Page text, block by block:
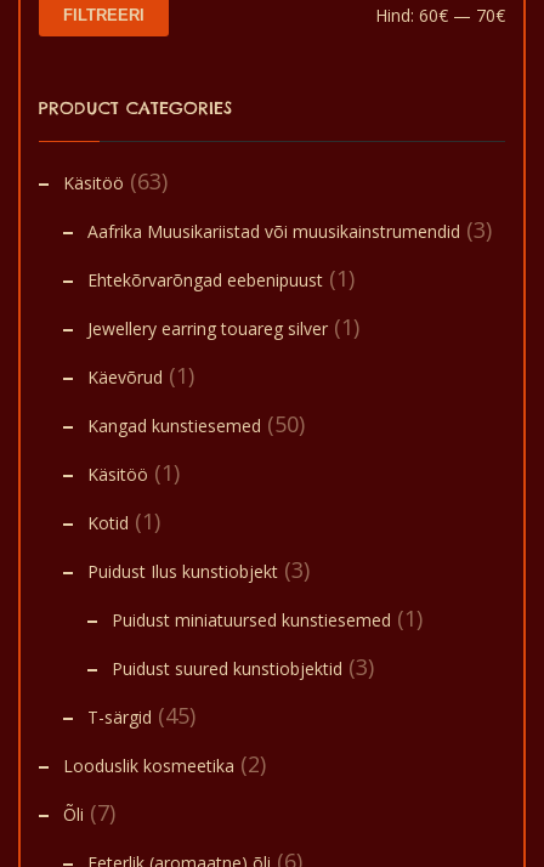
FILTREERI Hind: 60€ — 70€
PRODUCT CATEGORIES
Käsitöö (63)
Aafrika Muusikariistad või muusikainstrumendid (3)
Ehtekõrvarõngad eebenipuust (1)
Jewellery earring touareg silver (1)
Käevõrud (1)
Kangad kunstiesemed (50)
Käsitöö (1)
Kotid (1)
Puidust Ilus kunstiobjekt (3)
Puidust miniatuursed kunstiesemed (1)
Puidust suured kunstiobjektid (3)
T-särgid (45)
Looduslik kosmeetika (2)
Õli (7)
(6)